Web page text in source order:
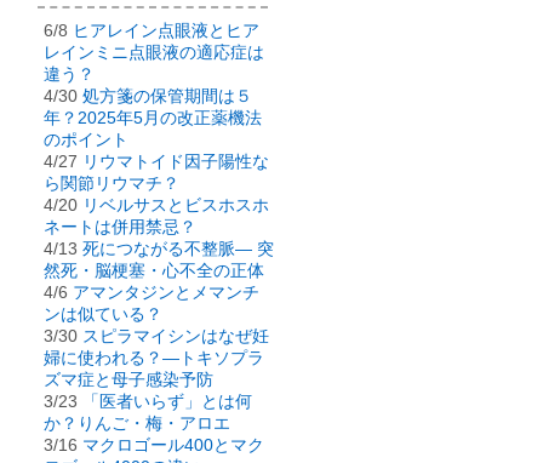
6/8 ヒアレイン点眼液とヒア
レインミニ点眼液の適応症は
違う？
4/30 処方箋の保管期間は５
年？2025年5月の改正薬機法
のポイント
4/27 リウマトイド因子陽性な
ら関節リウマチ？
4/20 リベルサスとビスホスホ
ネートは併用禁忌？
4/13 死につながる不整脈― 突
然死・脳梗塞・心不全の正体
4/6 アマンタジンとメマンチ
ンは似ている？
3/30 スピラマイシンはなぜ妊
婦に使われる？―トキソプラ
ズマ症と母子感染予防
3/23
「医者いらず」とは何
か？りんご・梅・アロエ
3/16 マクロゴール400とマク